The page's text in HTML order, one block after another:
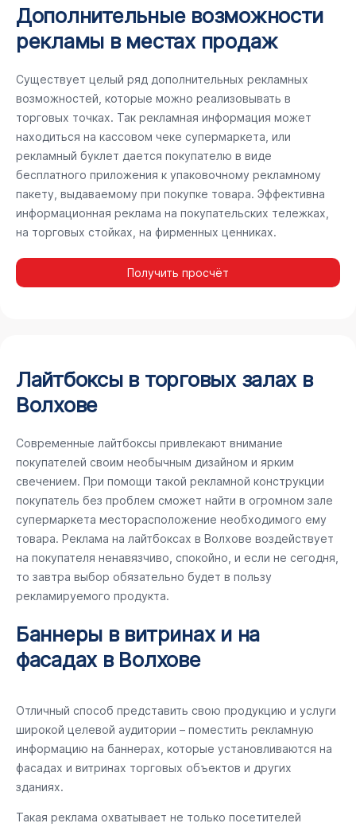
Дополнительные возможности
рекламы в местах продаж
Существует целый ряд дополнительных рекламных
возможностей, которые можно реализовывать в
торговых точках. Так рекламная информация может
находиться на кассовом чеке супермаркета, или
рекламный буклет дается покупателю в виде
бесплатного приложения к упаковочному рекламному
пакету, выдаваемому при покупке товара. Эффективна
информационная реклама на покупательских тележках,
на торговых стойках, на фирменных ценниках.
Получить просчёт
Лайтбоксы в торговых залах в
Волхове
Современные лайтбоксы привлекают внимание
покупателей своим необычным дизайном и ярким
свечением. При помощи такой рекламной конструкции
покупатель без проблем сможет найти в огромном зале
супермаркета месторасположение необходимого ему
товара. Реклама на лайтбоксах в Волхове воздействует
на покупателя ненавязчиво, спокойно, и если не сегодня,
то завтра выбор обязательно будет в пользу
рекламируемого продукта.
Баннеры в витринах и на
фасадах в Волхове
Отличный способ представить свою продукцию и услуги
широкой целевой аудитории – поместить рекламную
информацию на баннерах, которые установливаются на
фасадах и витринах торговых объектов и других
зданиях.
Такая реклама охватывает не только посетителей